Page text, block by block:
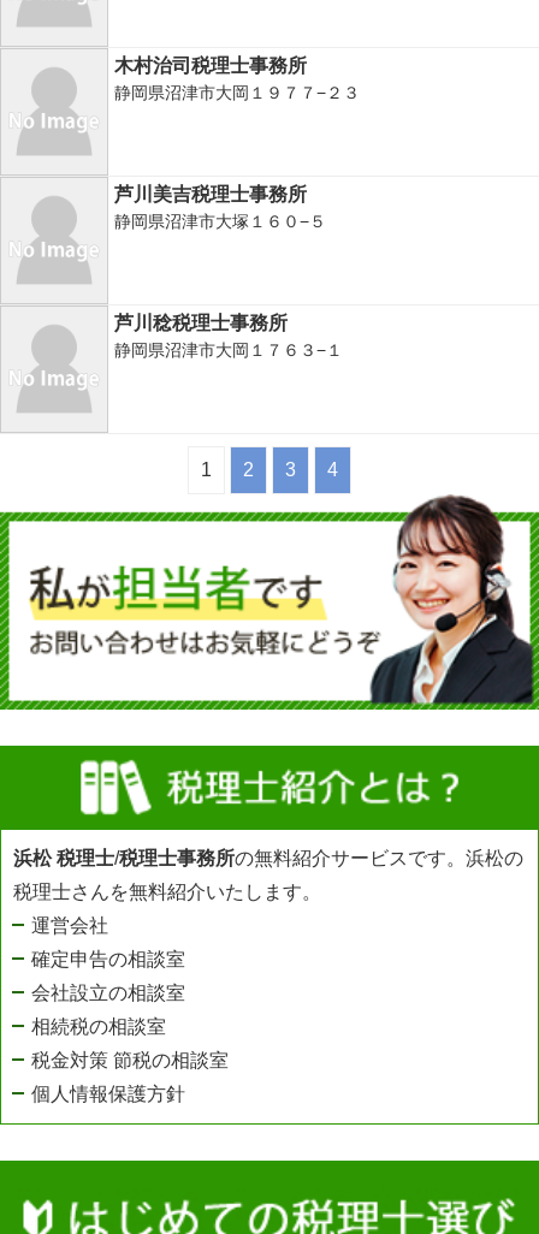
木村治司税理士事務所
静岡県沼津市大岡１９７７−２３
芦川美吉税理士事務所
静岡県沼津市大塚１６０−５
芦川稔税理士事務所
静岡県沼津市大岡１７６３−１
1 2 3 4
浜松 税理士/税理士事務所の無料紹介サービスです。浜松の
税理士さんを無料紹介いたします。
運営会社
確定申告の相談室
会社設立の相談室
相続税の相談室
税金対策 節税の相談室
個人情報保護方針